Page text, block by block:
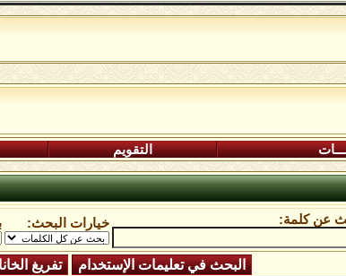
التقويم
عن كلمة: خيارات البحث: